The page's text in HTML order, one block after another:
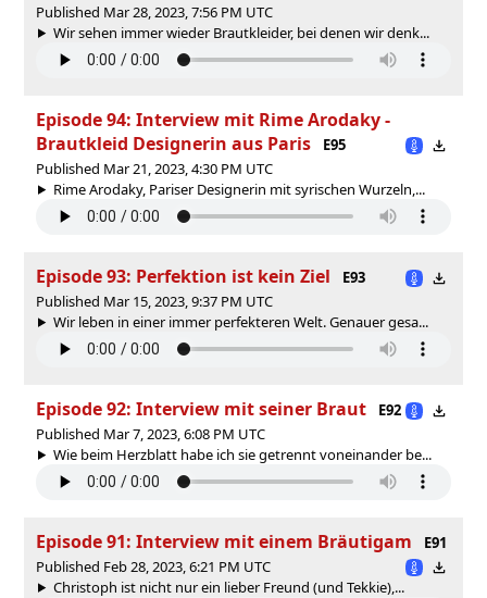
Published Mar 28, 2023, 7:56 PM UTC
Wir sehen immer wieder Brautkleider, bei denen wir denk...
Episode 94: Interview mit Rime Arodaky -
Brautkleid Designerin aus Paris
E95
Published Mar 21, 2023, 4:30 PM UTC
Rime Arodaky, Pariser Designerin mit syrischen Wurzeln,...
Episode 93: Perfektion ist kein Ziel
E93
Published Mar 15, 2023, 9:37 PM UTC
Wir leben in einer immer perfekteren Welt. Genauer gesa...
Episode 92: Interview mit seiner Braut
E92
Published Mar 7, 2023, 6:08 PM UTC
Wie beim Herzblatt habe ich sie getrennt voneinander be...
Episode 91: Interview mit einem Bräutigam
E91
Published Feb 28, 2023, 6:21 PM UTC
Christoph ist nicht nur ein lieber Freund (und Tekkie),...